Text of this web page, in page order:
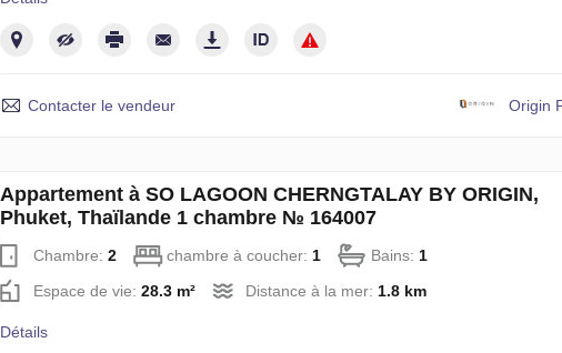
Contacter le vendeur Origin
Appartement à SO LAGOON CHERNGTALAY BY ORIGIN,
Phuket, Thaïlande 1 chambre № 164007
Chambre: 2 chambre à coucher: 1 Bains: 1
Espace de vie: 28.3 m² Distance à la mer: 1.8 km
Détails